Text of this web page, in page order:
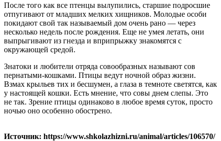
После того как все птенцы вылупились, старшие подросшие
отпугивают от младших мелких хищников. Молодые особи
покидают свой так называемый дом очень рано — через
несколько недель после рождения. Еще не умея летать, они
выпрыгивают из гнезда и вприпрыжку знакомятся с
окружающей средой.
Знатоки и любители отряда совообразных называют сов
пернатыми-кошками. Птицы ведут ночной образ жизни.
Взмах крыльев тих и бесшумен, а глаза в темноте светятся, как
у настоящей кошки. Есть мнение, что совы днем слепы. Это
не так. Зрение птицы одинаково в любое время суток, просто
ночью оно особенно обострено.
Источник: https://www.shkolazhizni.ru/animal/articles/106570/